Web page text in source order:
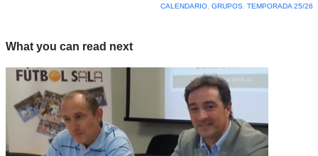
CALENDARIO, GRUPOS, TEMPORADA 25/26
What you can read next